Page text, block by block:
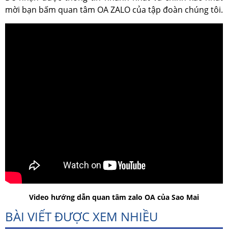
mời bạn bấm quan tâm OA ZALO của tập đoàn chúng tôi.
Video hướng dẫn quan tâm zalo OA của Sao Mai
BÀI VIẾT ĐƯỢC XEM NHIỀU